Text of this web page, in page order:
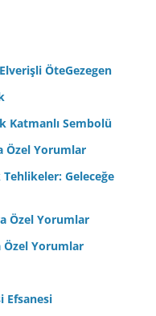
ÖteGezegen
Katmanlı Sembolü
Özel Yorumlar
Geleceğe
Özel Yorumlar
Özel Yorumlar
Efsanesi